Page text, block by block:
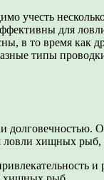
учесть
для
в то время как
типы
ловли хищных рыб,